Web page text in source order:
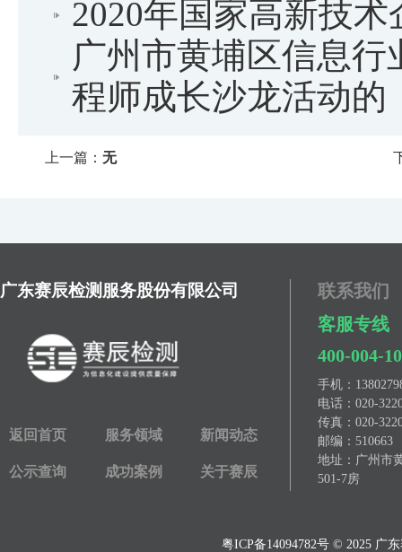
2020年国家高新技
广州市黄埔区信息
程师成长沙龙活动的
上一篇： 无
广东赛辰检测服务股份有限公司
返回首页 服务领域 新闻动态
公示查询 成功案例 关于赛辰
联系我们
客服专线
400-004-
手机：
电话：020-
传真：020-
邮编：510663
地址：广州市
501-7房
粤ICP备14094782号 © 2025 广